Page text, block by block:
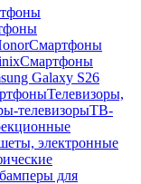
Смартфоны
Смартфоны
Galaxy S26
Телевизоры,
телевизорыТВ-
электронные
для